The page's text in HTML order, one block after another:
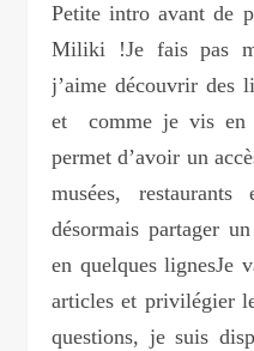
Petite intro avant de parler du rendez-vous chez
Miliki !Je fais pas
j’aime découvrir des
et comme je vis en
permet d’avoir un
musées,
désormais partager
en quelques lignesJe
articles et privilégier
questions, je suis